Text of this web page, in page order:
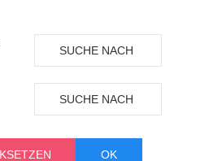
SUCHE NACH
ORT
SUCHE NACH